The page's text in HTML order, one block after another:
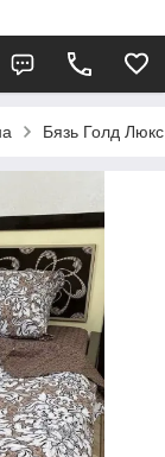
Бязь Голд Люкс